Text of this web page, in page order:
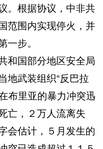
。根据协议，中非共
范围内实现停火，并
步。
国部分地区安全局
地武装组织“反巴拉
布里亚的暴力冲突迅
亡，２万人流离失
会估计，５月发生的